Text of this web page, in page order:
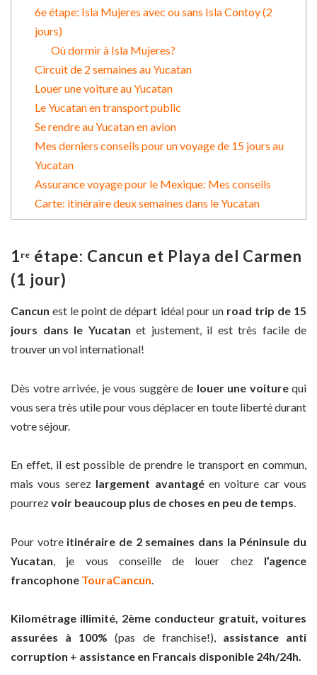
6e étape: Isla Mujeres avec ou sans Isla Contoy (2
jours)
Où dormir à Isla Mujeres?
Circuit de 2 semaines au Yucatan
Louer une voiture au Yucatan
Le Yucatan en transport public
Se rendre au Yucatan en avion
Mes derniers conseils pour un voyage de 15 jours au
Yucatan
Assurance voyage pour le Mexique: Mes conseils
Carte: itinéraire deux semaines dans le Yucatan
1ʳᵉ étape: Cancun et Playa del Carmen
(1 jour)
Cancun est le point de départ idéal pour un road trip de 15
jours dans le Yucatan et justement, il est très facile de
trouver un vol international!
Dès votre arrivée, je vous suggère de louer une voiturequi
vous sera très utile pour vous déplacer en toute liberté durant
votre séjour.
En effet, il est possible de prendre le transport en commun,
mais vous serezlargement avantagé en voiture car vous
pourrezvoir beaucoup plus de choses en peu de temps.
Pour votre itinéraire de 2 semaines dans la Péninsule du
Yucatan , je vous conseille de louer chez l’agence
francophone TouraCancun
Kilométrage illimité, 2ème conducteur gratuit, voitures
assurées à 100% (pas de franchise!), assistance anti
corruption + assistance en Francais disponible 24h/24h.